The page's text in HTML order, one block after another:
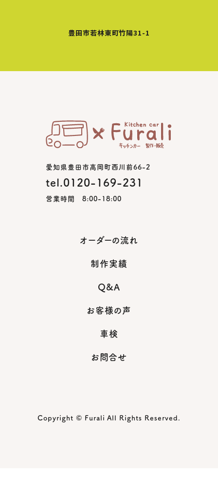
豊田市若林東町竹陽31-1
愛知県豊田市高岡町西川前66-2
tel.0120-169-231
営業時間 8:00-18:00
オーダーの流れ
制作実績
Q&A
お客様の声
車検
お問合せ
Copyright © Furali All Rights Reserved.